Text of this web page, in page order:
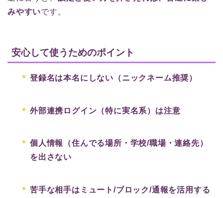
みやすいです。
安心して使うためのポイント
登録名は本名にしない（ニックネーム推奨）
外部連携ログイン（特に実名系）は注意
個人情報（住んでる場所・学校/職場・連絡先）
を出さない
苦手な相手はミュート/ブロック/通報を活用する